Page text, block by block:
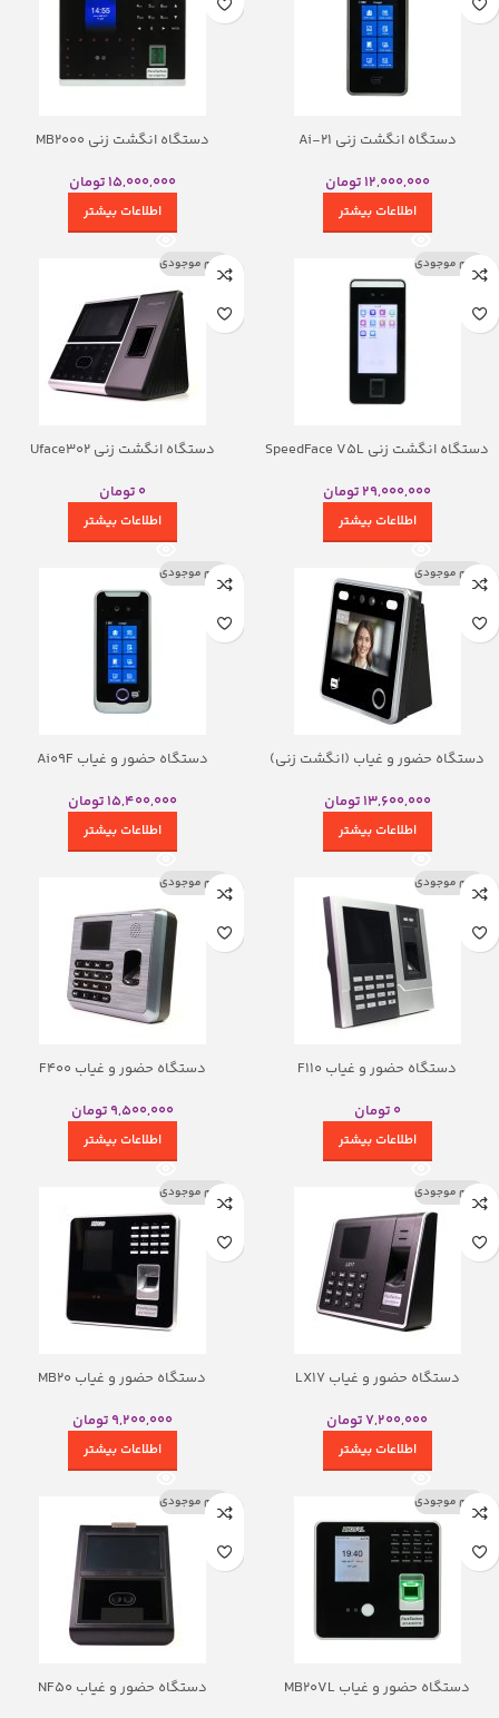
دستگاه انگشت زنی Ai-21
12,000,000تومان
اطلاعات بیشتر
دستگاه انگشت زنی MB2000
15,000,000تومان
اطلاعات بیشتر
اتمام موجودی
دستگاه انگشت زنی SpeedFace V5L
29,000,000تومان
اطلاعات بیشتر
اتمام موجودی
دستگاه انگشت زنی Uface302
0 تومان
اطلاعات بیشتر
اتمام موجودی
دستگاه حضور و غیاب (انگشت زنی)
13,600,000تومان
اطلاعات بیشتر
اتمام موجودی
دستگاه حضور و غیاب Ai09F
15,400,000تومان
اطلاعات بیشتر
اتمام موجودی
دستگاه حضور و غیاب F110
0 تومان
اطلاعات بیشتر
اتمام موجودی
دستگاه حضور و غیاب F400
9,500,000تومان
اطلاعات بیشتر
اتمام موجودی
دستگاه حضور و غیاب LX17
7,200,000تومان
اطلاعات بیشتر
اتمام موجودی
دستگاه حضور و غیاب MB20
9,200,000تومان
اطلاعات بیشتر
اتمام موجودی
دستگاه حضور و غیاب MB20VL
اتمام موجودی
دستگاه حضور و غیاب NF50